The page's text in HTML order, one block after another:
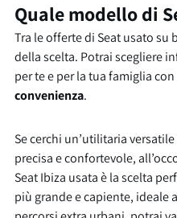
Quale modello di
Tra le offerte di Seat usato su
della scelta. Potrai scegliere
per te e per la tua famiglia
convenienza.
Se cerchi un’utilitaria
precisa e confortevole,
Seat Ibiza usata è la scelta
più grande e capiente, ideale